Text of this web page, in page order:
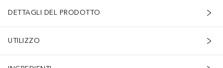
DETTAGLI DEL PRODOTTO
UTILIZZO